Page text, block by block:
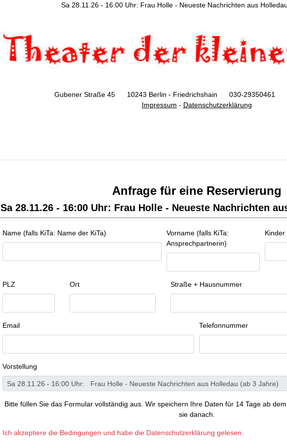
Sa 28.11.26 - 16:00 Uhr: Frau Holle - Neueste Nachrichten aus
Gubener Straße 45 10243 Berlin - Friedrichshain 030-29350461
Impressum - Datenschutzerklärung
Anfrage für eine Reservierung
Sa 28.11.26 - 16:00 Uhr: Frau Holle - Neueste Nachrichten
Name (falls KiTa: Name der KiTa)
Vorname (falls KiTa:
Ansprechpartnerin)
Kinder
PLZ Ort Straße + Hausnummer
Email Telefonnummer
Vorstellung
Bitte füllen Sie das Formular vollständig aus. Wir speichern Ihre Daten für 14 Tage ab
sie danach.
Ich akzeptiere die Bedingungen und habe die Datenschutzerklärung gelesen.